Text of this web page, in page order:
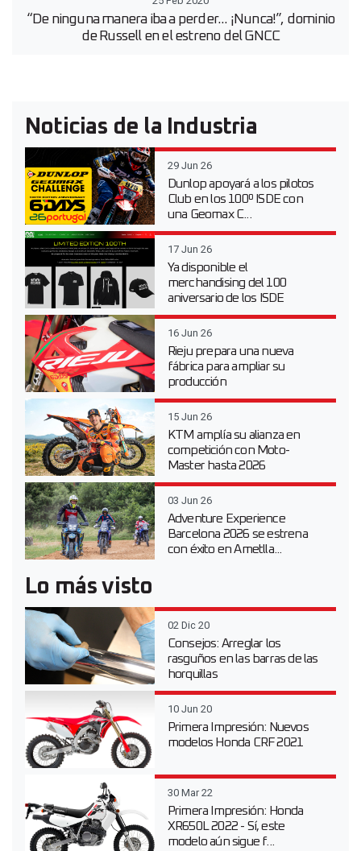
“De ninguna manera iba a perder... ¡Nunca!”, dominio
de Russell en el estreno del GNCC
Noticias de la Industria
29 Jun 26
Dunlop apoyará a los pilotos
Club en los 100º ISDE con
una Geomax C...
17 Jun 26
Ya disponible el
merchandising del 100
aniversario de los ISDE
16 Jun 26
Rieju prepara una nueva
fábrica para ampliar su
producción
15 Jun 26
KTM amplía su alianza en
competición con Moto-
Master hasta 2026
03 Jun 26
Adventure Experience
Barcelona 2026 se estrena
con éxito en Ametlla...
Lo más visto
02 Dic 20
Consejos: Arreglar los
rasguños en las barras de las
horquillas
10 Jun 20
Primera Impresión: Nuevos
modelos Honda CRF 2021
30 Mar 22
Primera Impresión: Honda
XR650L 2022 - Sí, este
modelo aún sigue f...